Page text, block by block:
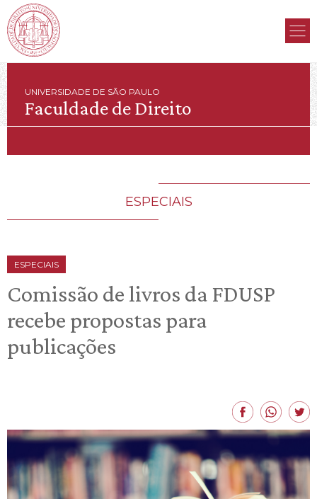
UNIVERSIDADE DE SÃO PAULO
Faculdade de Direito
ESPECIAIS
ESPECIAIS
Comissão de livros da FDUSP
recebe propostas para
publicações